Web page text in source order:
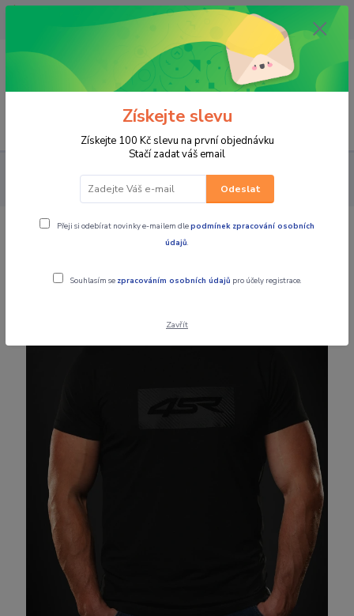
OPAVA 733537099/HLUČÍN
734541648/OLOMOUC 734593593
0,00 CZK
PRO JEZDCE VOLNÝ ČAS Pánská trička
4SR Tričko Logo
4SR Tričko Logo Carbon Black
Získejte slevu
Získejte 100 Kč slevu na první objednávku
Stačí zadat váš email
Odeslat
Přeji si odebírat novinky e-mailem dlepodmínek zpracování osobních
údajů.
Souhlasím se zpracováním osobních údajů pro účely registrace.
Zavřít